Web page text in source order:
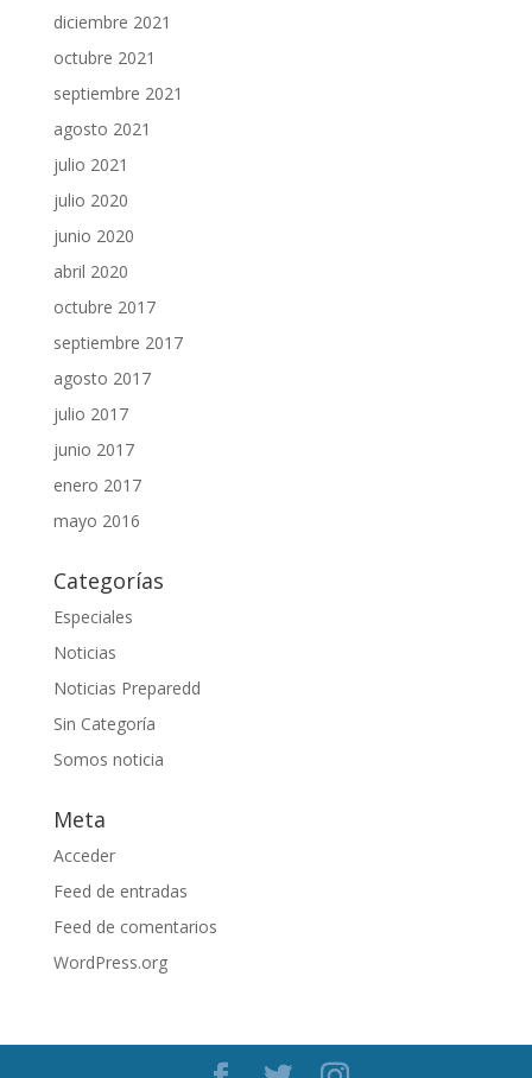
diciembre 2021
octubre 2021
septiembre 2021
agosto 2021
julio 2021
julio 2020
junio 2020
abril 2020
octubre 2017
septiembre 2017
agosto 2017
julio 2017
junio 2017
enero 2017
mayo 2016
Categorías
Especiales
Noticias
Noticias Preparedd
Sin Categoría
Somos noticia
Meta
Acceder
Feed de entradas
Feed de comentarios
WordPress.org